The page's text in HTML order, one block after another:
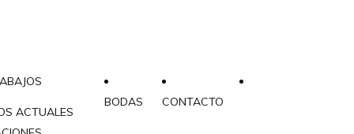
ACTUALES
BODAS CONTACTO